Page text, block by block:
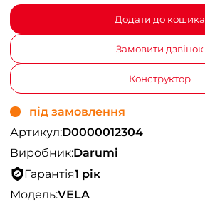
Додати до кошика
Замовити дзвінок
Конструктор
під замовлення
Артикул:D0000012304
Виробник:Darumi
Гарантія1 рік
Модель:VELA